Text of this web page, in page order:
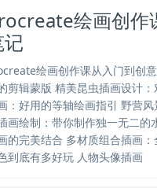
绘画创作
绘画创作课从入门到创
剪辑蒙版 精美昆虫插画设计
：好用的等轴绘画指引 野营
画绘制：带你制作独一无二
的完美结合 多材质组合插画
到底有多好玩 人物头像插画